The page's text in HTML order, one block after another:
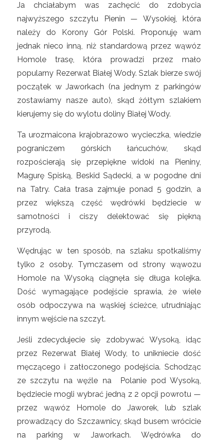
Ja chciałabym was zachęcić do zdobycia
najwyższego szczytu Pienin — Wysokiej, która
należy do Korony Gór Polski. Proponuję wam
jednak nieco inną, niż standardową przez wąwóz
Homole trasę, która prowadzi przez mało
popularny Rezerwat Białej Wody. Szlak bierze swój
początek w Jaworkach (na jednym z parkingów
zostawiamy nasze auto), skąd żółtym szlakiem
kierujemy się do wylotu doliny Białej Wody.
Ta urozmaicona krajobrazowo wycieczka, wiedzie
pograniczem górskich łańcuchów, skąd
rozpościerają się przepiękne widoki na Pieniny,
Magurę Spiską, Beskid Sądecki, a w pogodne dni
na Tatry. Cała trasa zajmuje ponad 5 godzin, a
przez większą część wędrówki będziecie w
samotności i ciszy delektować się piękną
przyrodą.
Wędrując w ten sposób, na szlaku spotkaliśmy
tylko 2 osoby. Tymczasem od strony wąwozu
Homole na Wysoką ciągnęła się długa kolejka.
Dość wymagające podejście sprawia, że wiele
osób odpoczywa na wąskiej ścieżce, utrudniając
innym wejście na szczyt.
Jeśli zdecydujecie się zdobywać Wysoką, idąc
przez Rezerwat Białej Wody, to unikniecie dość
męczącego i zatłoczonego podejścia. Schodząc
ze szczytu na węźle na Polanie pod Wysoką,
będziecie mogli wybrać jedną z 2 opcji powrotu —
przez wąwóz Homole do Jaworek, lub szlak
prowadzący do Szczawnicy, skąd busem wrócicie
na parking w Jaworkach. Wędrówka do